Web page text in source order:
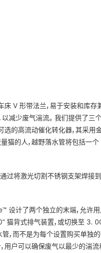
V 形带法兰，易于安装和库存
以减少废气湍流。 我们提供了
选的高流动催化转化器，其采用
猫的人，越野落水管将包括一
过将激光切割不锈钢支架焊接
设计了两个独立的末端，允许
猫背式排气装置，或切换至 3.
而不是为每个设置购买单独的
用户可以确保废气以最少的湍